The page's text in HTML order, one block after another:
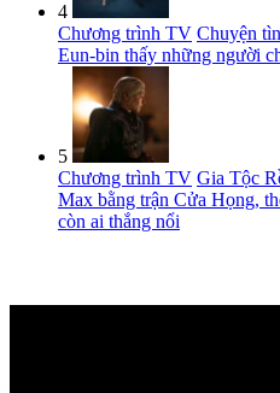
4
Chương trình TV Chuyện
Eun-bin thấy những người
5
Chương trình TV Gia Tộc
Max bằng trận Cửa Họng,
còn ai thắng nổi